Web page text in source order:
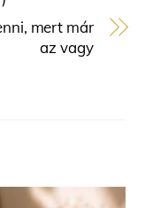
mert már
az vagy